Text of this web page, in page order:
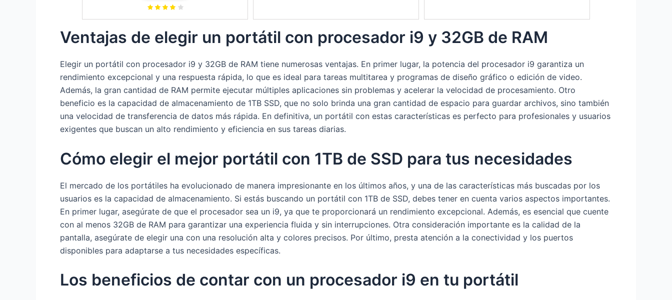
QWERTY Español
Ventajas de elegir un portátil con procesador i9 y 32GB de RAM
Elegir un portátil con procesador i9 y 32GB de RAM tiene numerosas ventajas. En primer lugar, la potencia del procesador i9 garantiza un
rendimiento excepcional y una respuesta rápida, lo que es ideal para tareas multitarea y programas de diseño gráfico o edición de video.
Además, la gran cantidad de RAM permite ejecutar múltiples aplicaciones sin problemas y acelerar la velocidad de procesamiento. Otro
beneficio es la capacidad de almacenamiento de 1TB SSD, que no solo brinda una gran cantidad de espacio para guardar archivos, sino también
una velocidad de transferencia de datos más rápida. En definitiva, un portátil con estas características es perfecto para profesionales y usuarios
exigentes que buscan un alto rendimiento y eficiencia en sus tareas diarias.
Cómo elegir el mejor portátil con 1TB de SSD para tus necesidades
El mercado de los portátiles ha evolucionado de manera impresionante en los últimos años, y una de las características más buscadas por los
usuarios es la capacidad de almacenamiento. Si estás buscando un portátil con 1TB de SSD, debes tener en cuenta varios aspectos importantes.
En primer lugar, asegúrate de que el procesador sea un i9, ya que te proporcionará un rendimiento excepcional. Además, es esencial que cuente
con al menos 32GB de RAM para garantizar una experiencia fluida y sin interrupciones. Otra consideración importante es la calidad de la
pantalla, asegúrate de elegir una con una resolución alta y colores precisos. Por último, presta atención a la conectividad y los puertos
disponibles para adaptarse a tus necesidades específicas.
Los beneficios de contar con un procesador i9 en tu portátil